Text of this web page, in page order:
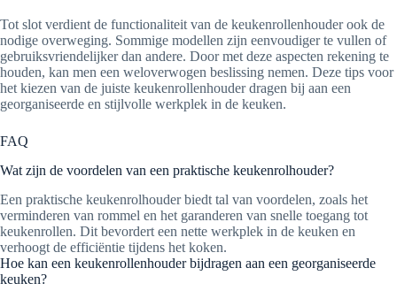
Tot slot verdient de functionaliteit van de keukenrollenhouder ook de
nodige overweging. Sommige modellen zijn eenvoudiger te vullen of
gebruiksvriendelijker dan andere. Door met deze aspecten rekening te
houden, kan men een weloverwogen beslissing nemen. Deze tips voor
het kiezen van de juiste keukenrollenhouder dragen bij aan een
georganiseerde en stijlvolle werkplek in de keuken.
FAQ
Wat zijn de voordelen van een praktische keukenrolhouder?
Een praktische keukenrolhouder biedt tal van voordelen, zoals het
verminderen van rommel en het garanderen van snelle toegang tot
keukenrollen. Dit bevordert een nette werkplek in de keuken en
verhoogt de efficiëntie tijdens het koken.
Hoe kan een keukenrollenhouder bijdragen aan een georganiseerde
keuken?